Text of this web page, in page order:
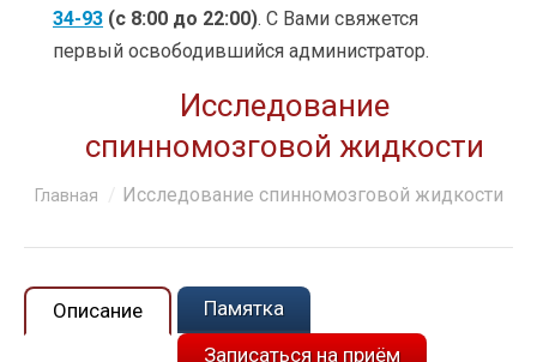
ОБУЧЕНИЕ
О КОМПАНИИ
34-93 (с 8:00 до 22:00). С Вами свяжется
первый освободившийся администратор.
Исследование
спинномозговой жидкости
Вы здесь:
Главная Исследование спинномозговой жидкости
Описание
Памятка
Записаться на приём